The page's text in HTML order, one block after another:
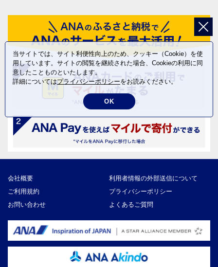
会社概要
利用者情報の外部送信について
ご利用規約
プライバシーポリシー
お問い合わせ
よくあるご質問
当サイトでは、サイト利便性向上のため、クッキー（Cookie）を使
用しています。サイトの閲覧を継続された場合、Cookieの利用に同
意したことものといたします。
詳細についてはプライバシーポリシーをお読みください。
OK